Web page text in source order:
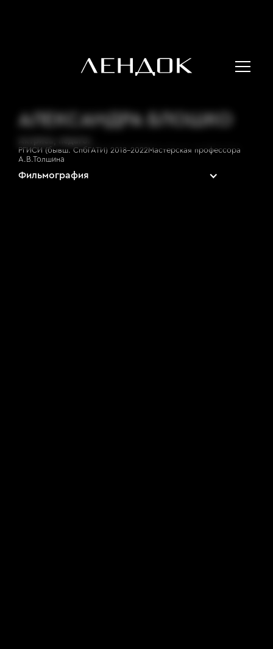
АЛЕКСАНДРА БЛОШКО
РГИСИ (бывш. СпбГАТИ) 2018-2022Мастерская профессора
А.В.Толшина
Фильмография